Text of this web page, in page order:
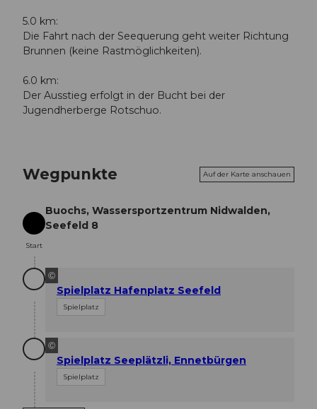
5.0 km:
Die Fahrt nach der Seequerung geht weiter Richtung
Brunnen (keine Rastmöglichkeiten).
6.0 km:
Der Ausstieg erfolgt in der Bucht bei der
Jugendherberge Rotschuo.
Wegpunkte Auf der Karte anschauen
Start
Start
Buochs, Wassersportzentrum Nidwalden,
Seefeld 8
©
Spielplatz Hafenplatz Seefeld
Spielplatz
©
Spielplatz Seeplätzli, Ennetbürgen
Spielplatz